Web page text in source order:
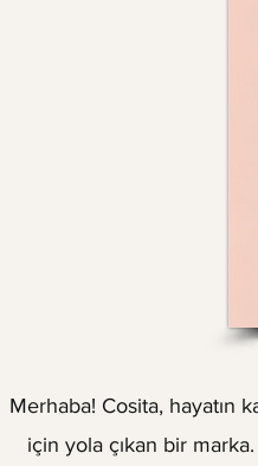
Merhaba! Cosita, hayatın
için yola çıkan bir